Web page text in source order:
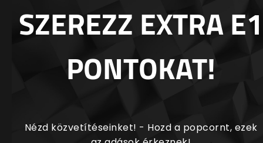
SZEREZZ EXTRA E1
PONTOKAT!
Nézd közvetítéseinket! - Hozd a popcornt, ezek